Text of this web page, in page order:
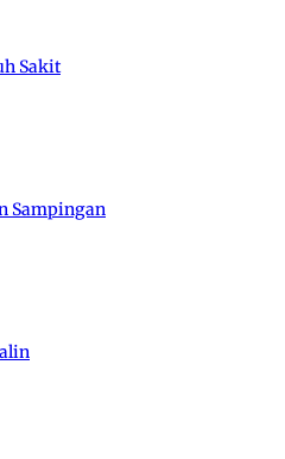
Sakit
Sampingan